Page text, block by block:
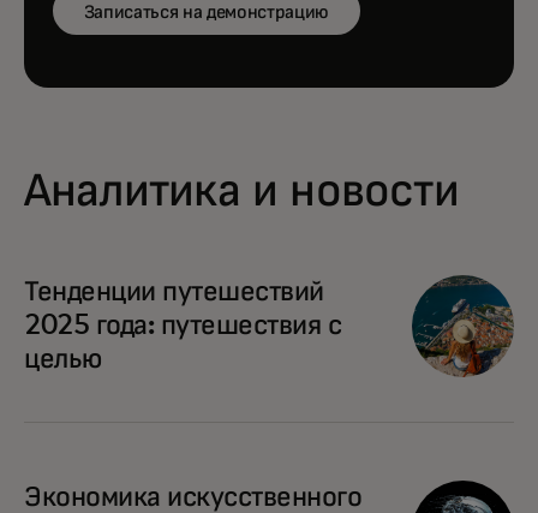
Записаться на демонстрацию
Аналитика и новости
Тенденции путешествий
2025 года: путешествия с
целью
opens in a new tab
Экономика искусственного
opens in a new tab